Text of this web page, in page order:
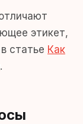
этикет,
статье Как
.